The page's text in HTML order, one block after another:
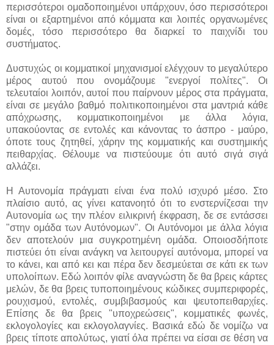
περισσότεροι ομαδοποιημένοι υπάρχουν, όσο περισσότεροι
είναι οι εξαρτημένοι από κόμματα και λοιπές οργανωμένες
δομές, τόσο περισσότερο θα διαρκεί το παιχνίδι του
συστήματος.
Δυστυχώς οι κομματικοί μηχανισμοί ελέγχουν το μεγαλύτερο
μέρος αυτού που ονομάζουμε "ενεργοί πολίτες". Οι
τελευταίοι λοιπόν, αυτοί που παίρνουν μέρος στα πράγματα,
είναι σε μεγάλο βαθμό πολιτικοποιημένοι στα μαντριά κάθε
απόχρωσης, κομματικοποιημένοι με άλλα λόγια,
υπακούοντας σε εντολές και κάνοντας το άσπρο - μαύρο,
όποτε τους ζητηθεί, χάρην της κομματικής και συστημικής
πειθαρχίας. Θέλουμε να πιστεύουμε ότι αυτό σιγά σιγά
αλλάζει.
Η Αυτονομία πράγματι είναι ένα πολύ ισχυρό μέσο. Στο
πλαίσιο αυτό, ας γίνει κατανοητό ότι το ενστερνίζεσαι την
Αυτονομία ως την πλέον ειλικρινή έκφραση, δε σε εντάσσει
"στην ομάδα των Αυτόνομων". Οι Αυτόνομοι με άλλα λόγια
δεν αποτελούν μια συγκροτημένη ομάδα. Οποιοσδήποτε
πιστεύει ότι είναι ανάγκη να λειτουργεί αυτόνομα, μπορεί να
το κάνει, και από κει και πέρα δεν δεσμεύεται σε κάτι εκ των
υπολοίπων. Εδώ λοιπόν φίλε αναγνώστη δε θα βρεις κάρτες
μελών, δε θα βρεις τυποποιημένους κώδικες συμπεριφορές,
ρουχισμού, εντολές, συμβιβασμούς και ψευτοπειθαρχίες.
Επίσης δε θα βρεις "υποχρεώσεις", κομματικές φωνές,
εκλογολογίες και εκλογολαγνίες. Βασικά εδώ δε νομίζω να
βρεις τίποτε απολύτως, γιατί όλα πρέπει να είσαι σε θέση να